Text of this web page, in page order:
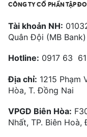
CÔNG TY CỔ PHẦN TẬP
Tài khoản NH:
Quân Đội (MB
Hotline: 0917 63
Địa chỉ: 1215 Phạm
Hòa, T. Đồng Nai
VPGD Biên Hòa:
Nhất, TP. Biên Hoà,